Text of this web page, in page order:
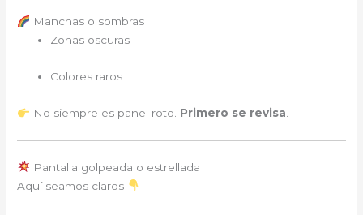
Manchas o sombras
Zonas oscuras
Colores raros
No siempre es panel roto. Primero se revisa.
Pantalla golpeada o estrellada
Aquí seamos claros